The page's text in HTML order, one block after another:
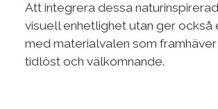
Att integrera dessa
visuell enhetlighet utan ger också
med materialvalen som
tidlöst och välkomnande.